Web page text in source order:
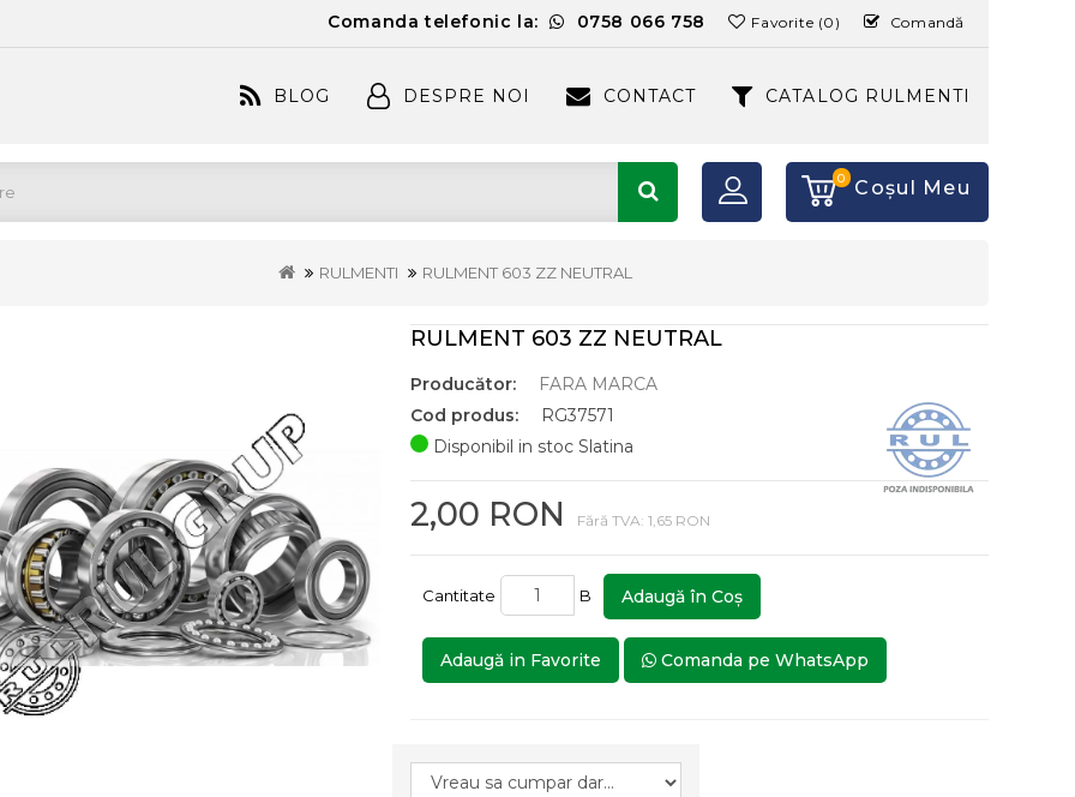
Comanda telefonic la: 0758 066 758 Favorite (0) Comandă
BLOG DESPRE NOI CONTACT CATALOG RULMENTI
0 Coşul Meu
RULMENTI RULMENT 603 ZZ NEUTRAL
RULMENT 603 ZZ NEUTRAL
Producător:
FARA MARCA
Cod produs:
RG37571
Disponibil in stoc Slatina
2,00 RON Fără TVA: 1,65 RON
Cantitate B Adaugă în Coş
Adaugă in Favorite Comanda pe WhatsApp